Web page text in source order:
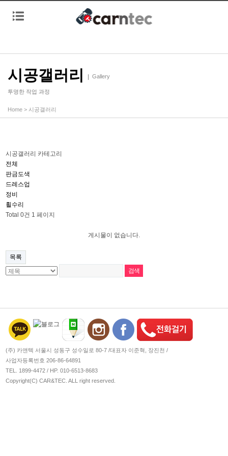
시공갤러리 Gallery
투명한 작업 과정
Home > 시공갤러리
시공갤러리 카테고리
전체
판금도색
드레스업
정비
휠수리
Total 0건 1 페이지
게시물이 없습니다.
목록
(주) 카앤텍 서울시 성동구 성수일로 80-7 /대표자 이준혁, 장진천 /
사업자등록번호 206-86-64891
TEL. 1899-4472 / HP. 010-6513-8683
Copyright(C) CAR&TEC. ALL right reserved.